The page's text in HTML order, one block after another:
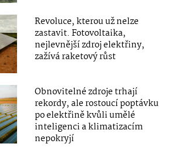
Revoluce, kterou už nelze
zastavit. Fotovoltaika,
nejlevnější zdroj elektřiny,
zažívá raketový růst
Obnovitelné zdroje trhají
rekordy, ale rostoucí poptávku
po elektřině kvůli umělé
inteligenci a klimatizacím
nepokryjí